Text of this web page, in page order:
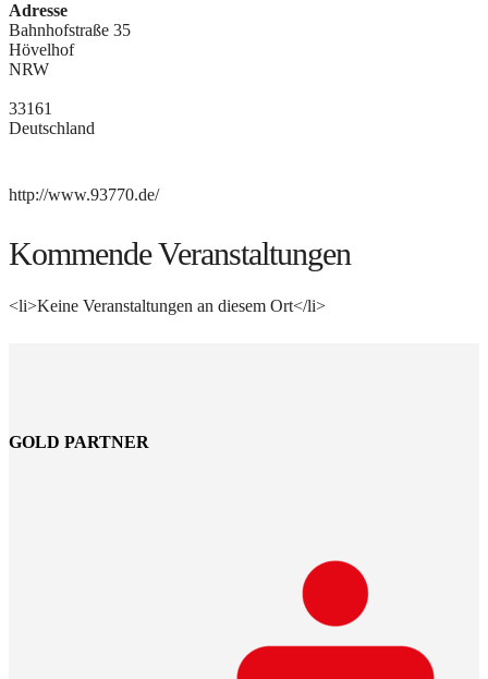
Adresse
Bahnhofstraße 35
Hövelhof
NRW
33161
Deutschland
http://www.93770.de/
Kommende Veranstaltungen
<li>Keine Veranstaltungen an diesem Ort</li>
GOLD PARTNER